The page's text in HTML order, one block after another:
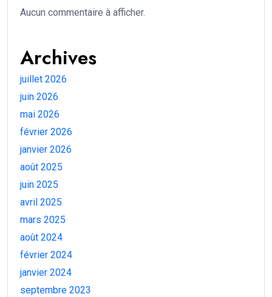
Aucun commentaire à afficher.
Archives
juillet 2026
juin 2026
mai 2026
février 2026
janvier 2026
août 2025
juin 2025
avril 2025
mars 2025
août 2024
février 2024
janvier 2024
septembre 2023